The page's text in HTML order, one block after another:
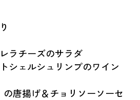
ラチーズのサラダ
シェルシュリンプのワイン
の唐揚げ＆チョリソーソーセ